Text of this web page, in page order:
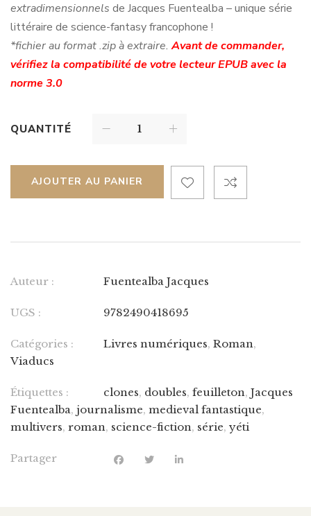
extradimensionnels de Jacques Fuentealba – unique série
littéraire de science-fantasy francophone !
*fichier au format .zip à extraire.Avant de commander,
vérifiez la compatibilité de votre lecteur EPUB avec la
norme 3.0
QUANTITÉ
AJOUTER AU PANIER
Auteur : Fuentealba Jacques
UGS : 9782490418695
Catégories : Livres numériques, Roman,
Viaducs
Étiquettes : clones, doubles, feuilleton, Jacques
Fuentealba, journalisme, medieval fantastique,
multivers, roman, science-fiction, série, yéti
Partager